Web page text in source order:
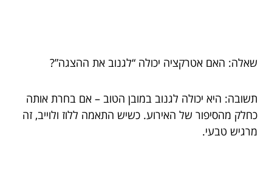
שאלה: האם אטרקציה יכולה “לגנוב את ההצגה”?
תשובה: היא יכולה לגנוב במובן הטוב – אם בחרת אותה
כחלק מהסיפור של האירוע. כשיש התאמה ללוז ולוייב, זה
מרגיש טבעי.